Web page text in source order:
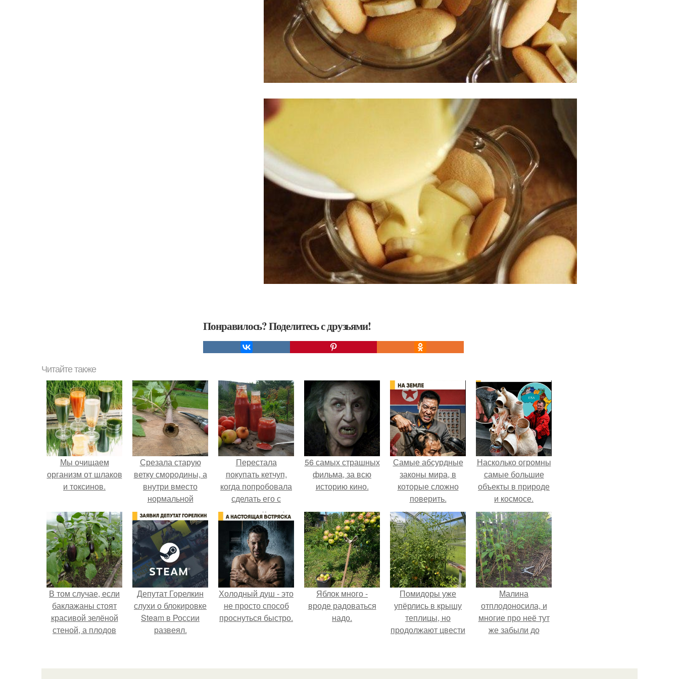
Понравилось? Поделитесь с друзьями!
Читайте также
Мы очищаем
организм от шлаков
и токсинов.
Срезала старую
ветку смородины, а
внутри вместо
нормальной
светлой
сердцевины
оказалась чёрная
пустота.
Перестала
покупать кетчуп,
когда попробовала
сделать его с
яблоками.
56 самых страшных
фильма, за всю
историю кино.
Самые абсурдные
законы мира, в
которые сложно
поверить.
Насколько огромны
самые большие
объекты в природе
и космосе.
В том случае, если
баклажаны стоят
красивой зелёной
стеной, а плодов
нечему.
Депутат Горелкин
слухи о блокировке
Steam в России
развеял.
Холодный душ - это
не просто способ
проснуться быстро.
Яблок много -
вроде радоваться
надо.
Помидоры уже
упёрлись в крышу
теплицы, но
продолжают цвести
Малина
отплодоносила, и
многие про неё тут
же забыли до